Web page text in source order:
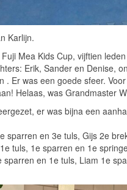
Karlijn.
Mea Kids Cup, vijftien
Erik, Sander en Denise,
. Er was een goede sfeer.
Helaas, was Grandmaster
er was bijna een
sparren en 3e tuls, Gijs 2e
tuls, 1e sparren en 1e
en 1e tuls, Liam 1e